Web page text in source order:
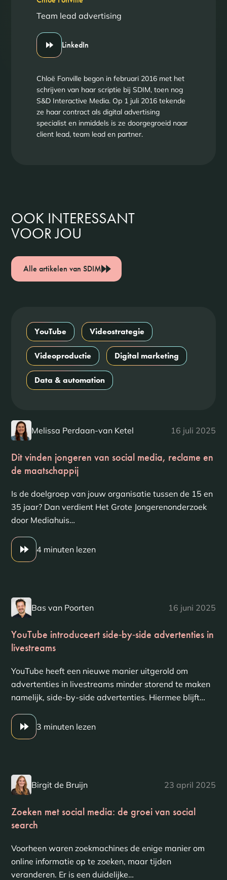
Team lead advertising
LinkedIn
Chloë Fonville begon in februari 2016 met het
schrijven van haar scriptie bij SDIM, toen nog
S&D Interactive Media. Op 1 juli 2016 tekende
ze haar contract als digital advertising
specialist en inmiddels is ze doorgegroeid naar
client lead, team lead en partner.
OOK INTERESSANT
VOOR JOU
Alle artikelen van SDIM
YouTube Videostrategie
Videoproductie Digital marketing
Data & automation
Melissa Perdaan-van Ketel 16 juli 2025
Dit vinden jongeren van social media, reclame en
de maatschappij
Is de doelgroep van jouw organisatie tussen de 15 en
35 jaar? Dan verdient Het Grote Jongerenonderzoek
door Mediahuis…
4 minuten lezen
Bas van Poorten 16 juni 2025
YouTube introduceert side‑by‑side advertenties in
livestreams
YouTube heeft een nieuwe manier uitgerold om
advertenties in livestreams minder storend te maken
namelijk, side-by-side advertenties. Hiermee blijft…
3 minuten lezen
Birgit de Bruijn 23 april 2025
Zoeken met social media: de groei van social
search
Voorheen waren zoekmachines de enige manier om
online informatie op te zoeken, maar tijden
veranderen. Er is een duidelijke…